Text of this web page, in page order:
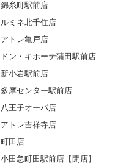
錦糸町駅前店
ルミネ北千住店
アトレ亀戸店
ドン・キホーテ蒲田駅前店
新小岩駅前店
多摩センター駅前店
八王子オーパ店
アトレ吉祥寺店
町田店
小田急町田駅前店【閉店】